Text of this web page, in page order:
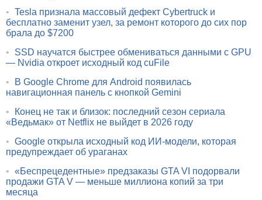
• Tesla признала массовый дефект Cybertruck и
бесплатно заменит узел, за ремонт которого до сих пор
брала до $7200
•
SSD научатся быстрее обмениваться данными с GPU
— Nvidia откроет исходный код cuFile
•
В Google Chrome для Android появилась
навигационная панель с кнопкой Gemini
•
Конец не так и близок: последний сезон сериала
«Ведьмак» от Netflix не выйдет в 2026 году
• Google открыла исходный код ИИ-модели, которая
предупреждает об ураганах
• «Беспрецедентные» предзаказы GTA VI подорвали
продажи GTA V — меньше миллиона копий за три
месяца